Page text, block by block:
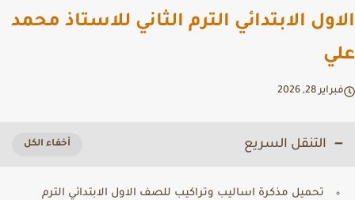
الابتدائي الترم الثاني للاستاذ محمد
28, 2026
التنقل السريع
تحميل مذكرة اساليب وتراكيب للصف الاول الابتدائي الترم